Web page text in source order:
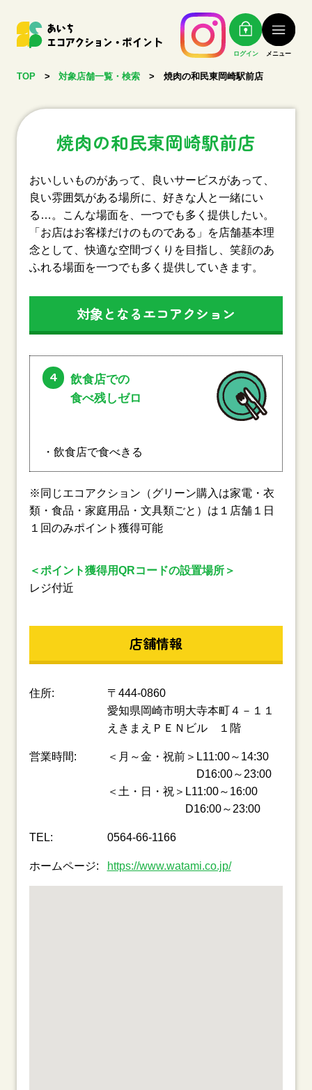
ログイン メニュー
TOP > 対象店舗一覧・検索 > 焼肉の和民東岡崎駅前店
焼肉の和民東岡崎駅前店
おいしいものがあって、良いサービスがあって、
良い雰囲気がある場所に、好きな人と一緒にい
る…。こんな場面を、一つでも多く提供したい。
「お店はお客様だけのものである」を店舗基本理
念として、快適な空間づくりを目指し、笑顔のあ
ふれる場面を一つでも多く提供していきます。
対象となるエコアクション
4
飲食店での
食べ残しゼロ
・飲食店で食べきる
※同じエコアクション（グリーン購入は家電・衣
類・食品・家庭用品・文具類ごと）は１店舗１日
１回のみポイント獲得可能
＜ポイント獲得用QRコードの設置場所＞
レジ付近
店舗情報
住所:
〒444-0860
愛知県岡崎市明大寺本町４－１１
えきまえＰＥＮビル １階
営業時間:
＜月～金・祝前＞L11:00～14:30
D16:00～23:00
＜土・日・祝＞L11:00～16:00
D16:00～23:00
TEL: 0564-66-1166
ホームページ: https://www.watami.co.jp/